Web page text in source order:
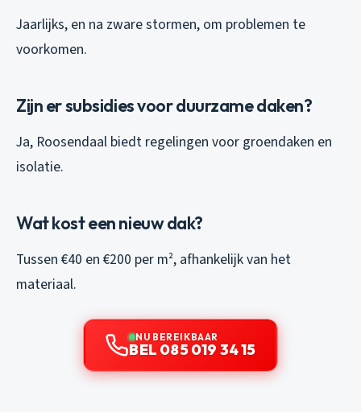
Jaarlijks, en na zware stormen, om problemen te
voorkomen.
Zijn er subsidies voor duurzame daken?
Ja, Roosendaal biedt regelingen voor groendaken en
isolatie.
Wat kost een nieuw dak?
Tussen €40 en €200 per m², afhankelijk van het
materiaal.
NU BEREIKBAAR
BEL 085 019 34 15